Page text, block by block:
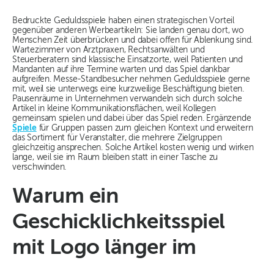
Bedruckte Geduldsspiele haben einen strategischen Vorteil
gegenüber anderen Werbeartikeln: Sie landen genau dort, wo
Menschen Zeit überbrücken und dabei offen für Ablenkung sind.
Wartezimmer von Arztpraxen, Rechtsanwälten und
Steuerberatern sind klassische Einsatzorte, weil Patienten und
Mandanten auf ihre Termine warten und das Spiel dankbar
aufgreifen. Messe-Standbesucher nehmen Geduldsspiele gerne
mit, weil sie unterwegs eine kurzweilige Beschäftigung bieten.
Pausenräume in Unternehmen verwandeln sich durch solche
Artikel in kleine Kommunikationsflächen, weil Kollegen
gemeinsam spielen und dabei über das Spiel reden. Ergänzende
Spielefür Gruppen passen zum gleichen Kontext und erweitern
das Sortiment für Veranstalter, die mehrere Zielgruppen
gleichzeitig ansprechen. Solche Artikel kosten wenig und wirken
lange, weil sie im Raum bleiben statt in einer Tasche zu
verschwinden.
Warum ein
Geschicklichkeitsspiel
mit Logo länger im